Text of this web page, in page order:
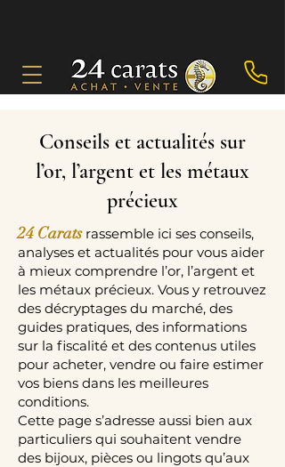
Conseils et actualités sur
l’or, l’argent et les métaux
précieux
24 Caratsrassemble ici ses conseils,
analyses et actualités pour vous aider
à mieux comprendre l’or, l’argent et
les métaux précieux. Vous y retrouvez
des décryptages du marché, des
guides pratiques, des informations
sur la fiscalité et des contenus utiles
pour acheter, vendre ou faire estimer
vos biens dans les meilleures
conditions.
Cette page s’adresse aussi bien aux
particuliers qui souhaitent vendre
des bijoux, pièces ou lingots qu’aux